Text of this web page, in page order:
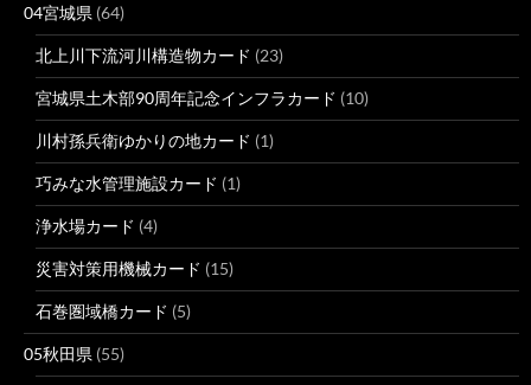
04宮城県 (64)
北上川下流河川構造物カード (23)
宮城県土木部90周年記念インフラカード (10)
川村孫兵衛ゆかりの地カード (1)
巧みな水管理施設カード (1)
浄水場カード (4)
災害対策用機械カード (15)
石巻圏域橋カード (5)
05秋田県 (55)